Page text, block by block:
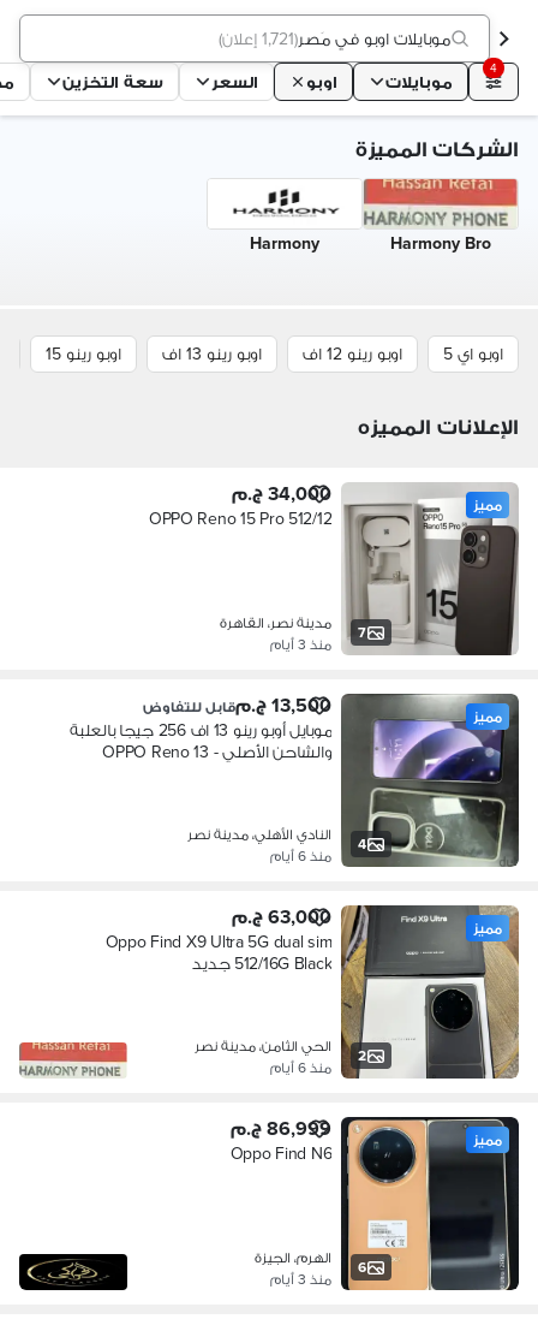
موبايلات اوبو في مَصر(1,721 إعلان )
4
موبايلات اوبو السعر سعة التخزين
الشركات المميزة
Harmony Bro
Harmony
اوبو اي 5 اوبو رينو 12 اف اوبو رينو 13 اف اوبو رينو 15
الإعلانات المميزه
7
مميز 34,000 ج.م
OPPO Reno 15 Pro 512/12
مدينة نصر، القاهرة
منذ 3 أيام
4
مميز 13,500 ج.م قابل للتفاوض
موبايل أوبو رينو 13 اف 256 جيجا بالعلبة
والشاحن الأصلي - OPPO Reno 13
النادي الأهلي، مدينة نصر
منذ 6 أيام
2
مميز 63,000 ج.م
Oppo Find X9 Ultra 5G dual sim
512/16G Black جديد
الحي الثامن، مدينة نصر
منذ 6 أيام
6
مميز 86,999 ج.م
Oppo Find N6
الهرم، الجيزة
منذ 3 أيام